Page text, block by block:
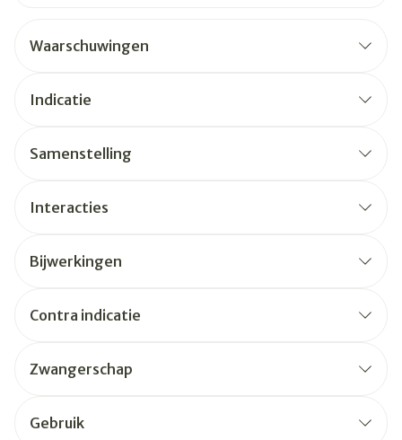
Waarschuwingen
Indicatie
Samenstelling
Interacties
Bijwerkingen
Contra indicatie
Zwangerschap
Gebruik